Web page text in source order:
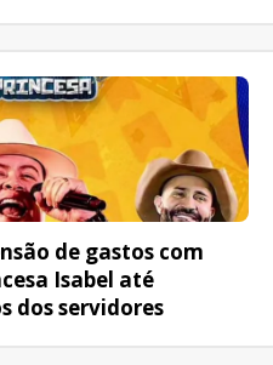
de gastos com
Isabel até
dos servidores